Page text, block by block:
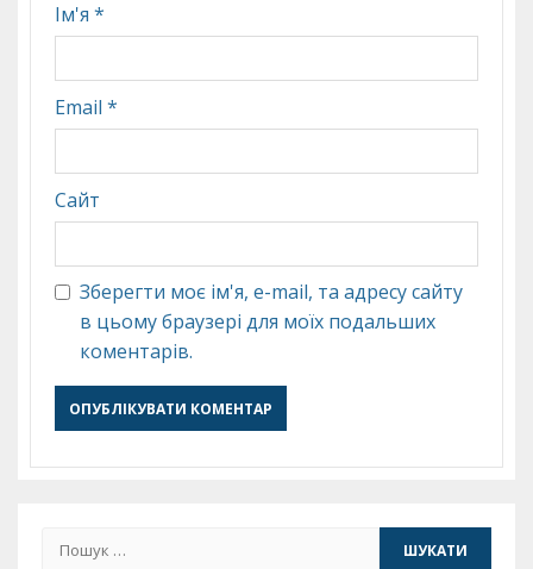
Ім'я *
Email *
Сайт
Зберегти моє ім'я, e-mail, та адресу сайту
в цьому браузері для моїх подальших
коментарів.
Пошук: